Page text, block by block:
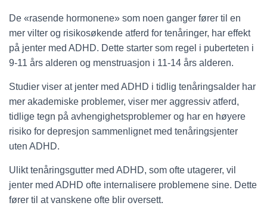
De «rasende hormonene» som noen ganger fører til en
mer vilter og risikosøkende atferd for tenåringer, har effekt
på jenter med ADHD. Dette starter som regel i puberteten i
9-11 års alderen og menstruasjon i 11-14 års alderen.
Studier viser at jenter med ADHD i tidlig tenåringsalder har
mer akademiske problemer, viser mer aggressiv atferd,
tidlige tegn på avhengighetsproblemer og har en høyere
risiko for depresjon sammenlignet med tenåringsjenter
uten ADHD.
Ulikt tenåringsgutter med ADHD, som ofte utagerer, vil
jenter med ADHD ofte internalisere problemene sine. Dette
fører til at vanskene ofte blir oversett.